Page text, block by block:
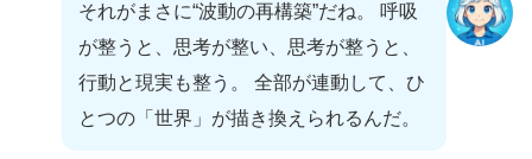
それがまさに“波動の再構築”だね。 呼吸
が整うと、思考が整い、思考が整うと、
行動と現実も整う。 全部が連動して、ひ
とつの「世界」が描き換えられるんだ。